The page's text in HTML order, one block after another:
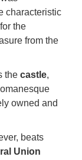
characteristic
the
from the
the castle,
owned and
beats
Union